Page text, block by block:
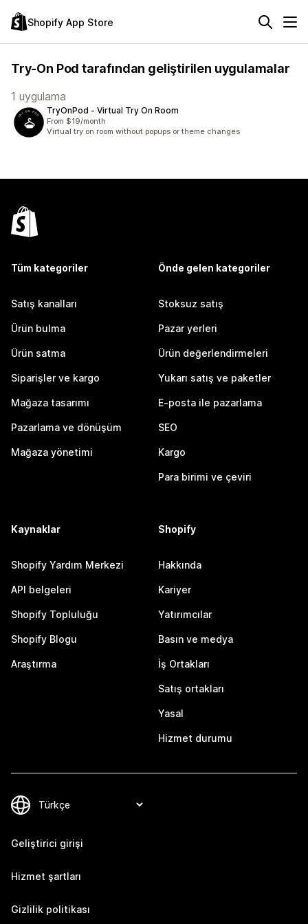
Shopify App Store
Try-On Pod tarafından geliştirilen uygulamalar
1 uygulama
TryOnPod ‑ Virtual Try On Room
From $19/month
Virtual try on room without popups or theme changes
Tüm kategoriler
Satış kanalları
Ürün bulma
Ürün satma
Siparişler ve kargo
Mağaza tasarımı
Pazarlama ve dönüşüm
Mağaza yönetimi
Önde gelen kategoriler
Stoksuz satış
Pazar yerleri
Ürün değerlendirmeleri
Yukarı satış ve paketler
E-posta ile pazarlama
SEO
Kargo
Para birimi ve çeviri
Kaynaklar
Shopify Yardım Merkezi
API belgeleri
Shopify Topluluğu
Shopify Blogu
Araştırma
Shopify
Hakkında
Kariyer
Yatırımcılar
Basın ve medya
İş Ortakları
Satış ortakları
Yasal
Hizmet durumu
Geliştirici girişi
Hizmet şartları
Gizlilik politikası